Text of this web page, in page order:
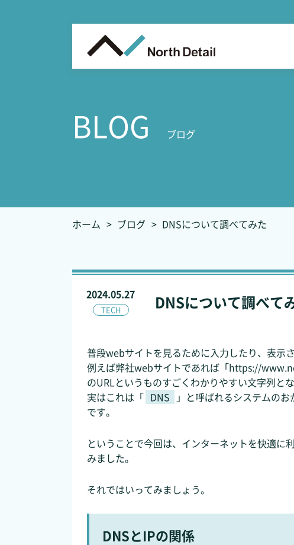
BLOG ブログ
ホーム ブログ DNSについて調べてみた
2024.05.27
TECH DNSについて調べて
普段webサイトを見るために入力したり、表示
例えば弊社webサイトであれば「https://
のURLというものすごくわかりやすい文字列と
実はこれは「 DNS
」と呼ばれるシステムの
です。
ということで今回は、インターネットを快適に
みました。
それではいってみましょう。
DNSとIPの関係